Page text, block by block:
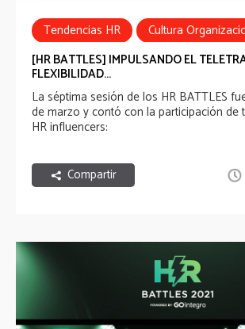
Tendencias HR
Cultura
HR Battles
[HR BATTLES] IMPULSANDO EL
FLEXIBILIDAD...
La séptima sesión de los HR BATTLES
de marzo y contó con la participación de
HR influencers:
Compartir